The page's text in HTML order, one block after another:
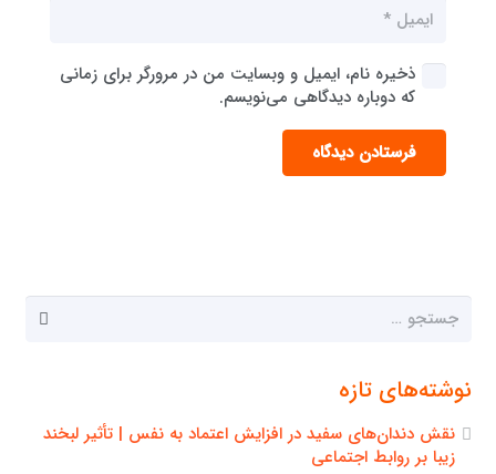
ذخیره نام، ایمیل و وبسایت من در مرورگر برای زمانی
که دوباره دیدگاهی می‌نویسم.
فرستادن دیدگاه
جستجو
نوشته‌های تازه
نقش دندان‌های سفید در افزایش اعتماد به نفس | تأثیر لبخند
زیبا بر روابط اجتماعی